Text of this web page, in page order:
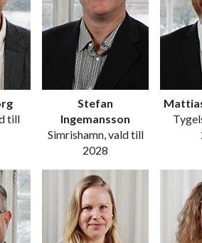
till
Stefan
Ingemansson
Simrishamn, vald till
2028